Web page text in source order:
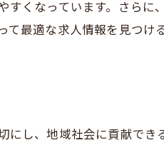
すくなっています。さらに
て最適な求人情報を見つけ
にし、地域社会に貢献でき